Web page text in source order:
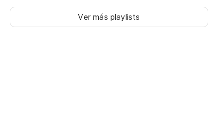
Ver más playlists